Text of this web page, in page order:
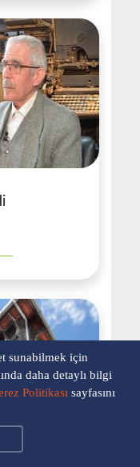
sunabilmek için
daha detaylı bilgi
Politikası sayfasını